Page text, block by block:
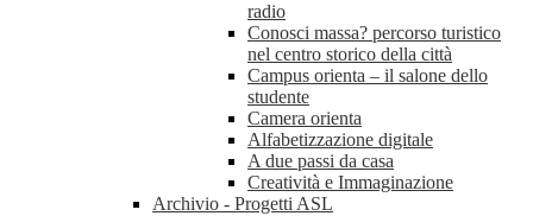
radio
Conosci massa? percorso turistico
nel centro storico della città
Campus orienta – il salone dello
studente
Camera orienta
Alfabetizzazione digitale
A due passi da casa
Creatività e Immaginazione
Archivio - Progetti ASL